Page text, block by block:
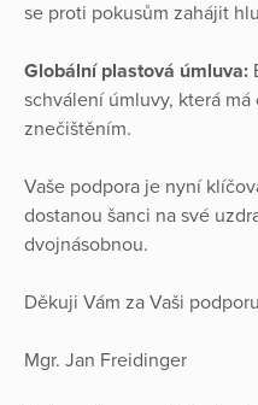
se proti pokusům zahájit
Globální plastová úmluva:
schválení úmluvy, která
znečištěním.
Vaše podpora je nyní
dostanou šanci na své
dvojnásobnou.
Děkuji Vám za Vaši
Mgr. Jan Freidinger